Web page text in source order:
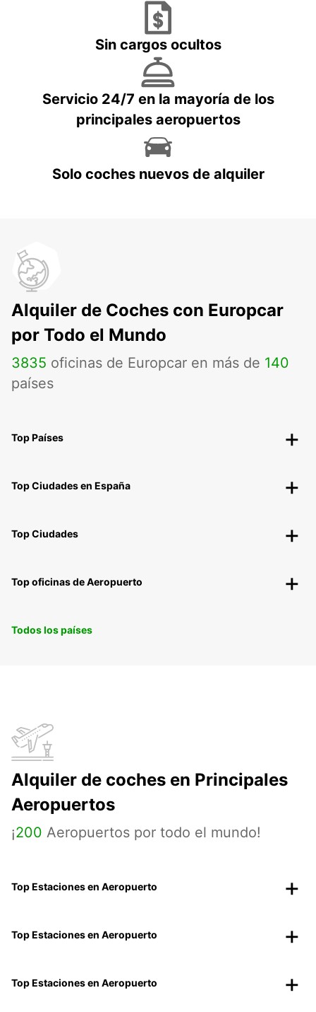
Sin cargos ocultos
Servicio 24/7 en la mayoría de los
principales aeropuertos
Solo coches nuevos de alquiler
Alquiler de Coches con Europcar
por Todo el Mundo
3835 oficinas de Europcar en más de 140
países
Top Países
Top Ciudades en España
Top Ciudades
Top oficinas de Aeropuerto
Todos los países
Alquiler de coches en Principales
Aeropuertos
¡200 Aeropuertos por todo el mundo!
Top Estaciones en Aeropuerto
Top Estaciones en Aeropuerto
Top Estaciones en Aeropuerto